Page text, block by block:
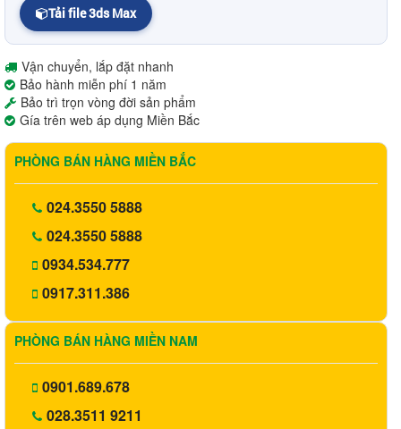
Tải file 3ds Max
Vận chuyển, lắp đặt nhanh
Bảo hành miễn phí 1 năm
Bảo trì trọn vòng đời sản phẩm
Gía trên web áp dụng Miền Bắc
PHÒNG BÁN HÀNG MIỀN BẮC
024.3550 5888
024.3550 5888
0934.534.777
0917.311.386
PHÒNG BÁN HÀNG MIỀN NAM
0901.689.678
028.3511 9211